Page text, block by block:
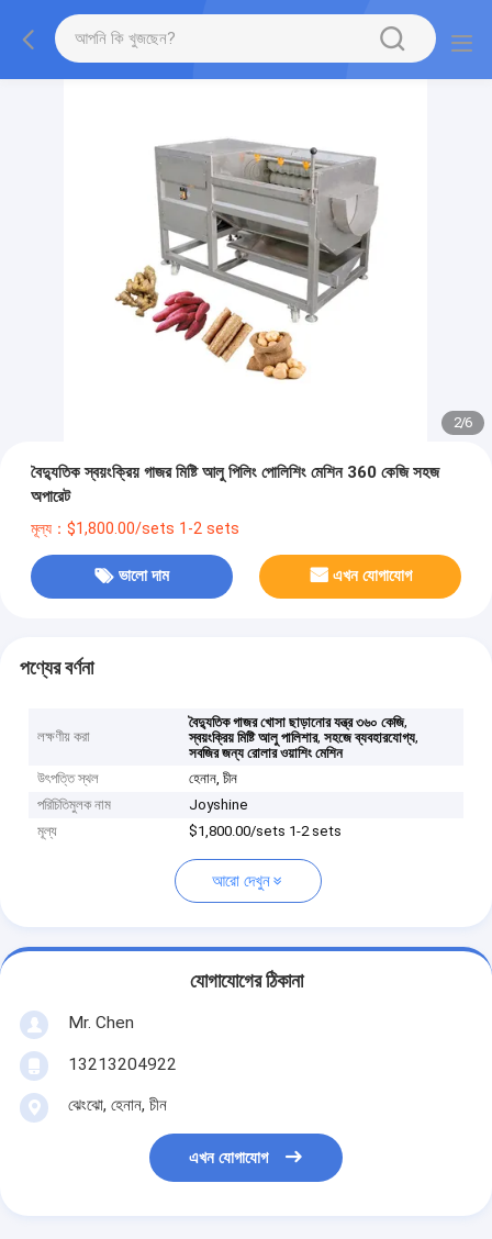
2/6
বৈদ্যুতিক স্বয়ংক্রিয় গাজর মিষ্টি আলু পিলিং পোলিশিং মেশিন 360 কেজি সহজ
অপারেট
মূল্য：$1,800.00/sets 1-2 sets
ভালো দাম এখন যোগাযোগ
পণ্যের বর্ণনা
লক্ষণীয় করা
বৈদ্যুতিক গাজর খোসা ছাড়ানোর যন্ত্র ৩৬০ কেজি,
স্বয়ংক্রিয় মিষ্টি আলু পালিশার,সহজে ব্যবহারযোগ্য,
সবজির জন্য রোলার ওয়াশিং মেশিন
উৎপত্তি স্থল
হেনান, চীন
পরিচিতিমুলক নাম
Joyshine
মূল্য
$1,800.00/sets 1-2 sets
আরো দেখুন
যোগাযোগের ঠিকানা
Mr. Chen
13213204922
ঝেংঝো, হেনান, চীন
এখন যোগাযোগ